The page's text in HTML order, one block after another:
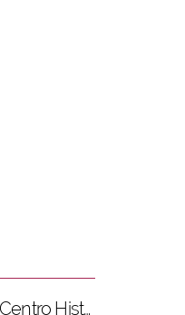
Caminhada pelo Centro Histórico